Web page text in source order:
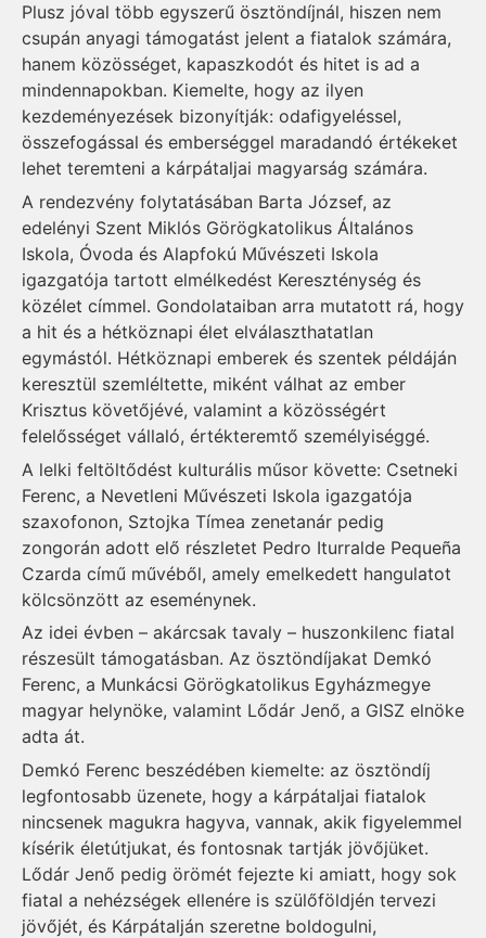
Plusz jóval több egyszerű ösztöndíjnál, hiszen nem
csupán anyagi támogatást jelent a fiatalok számára,
hanem közösséget, kapaszkodót és hitet is ad a
mindennapokban. Kiemelte, hogy az ilyen
kezdeményezések bizonyítják: odafigyeléssel,
összefogással és emberséggel maradandó értékeket
lehet teremteni a kárpátaljai magyarság számára.
A rendezvény folytatásában Barta József, az
edelényi Szent Miklós Görögkatolikus Általános
Iskola, Óvoda és Alapfokú Művészeti Iskola
igazgatója tartott elmélkedést Kereszténység és
közélet címmel. Gondolataiban arra mutatott rá, hogy
a hit és a hétköznapi élet elválaszthatatlan
egymástól. Hétköznapi emberek és szentek példáján
keresztül szemléltette, miként válhat az ember
Krisztus követőjévé, valamint a közösségért
felelősséget vállaló, értékteremtő személyiséggé.
A lelki feltöltődést kulturális műsor követte: Csetneki
Ferenc, a Nevetleni Művészeti Iskola igazgatója
szaxofonon, Sztojka Tímea zenetanár pedig
zongorán adott elő részletet Pedro Iturralde Pequeña
Czarda című művéből, amely emelkedett hangulatot
kölcsönzött az eseménynek.
Az idei évben – akárcsak tavaly – huszonkilenc fiatal
részesült támogatásban. Az ösztöndíjakat Demkó
Ferenc, a Munkácsi Görögkatolikus Egyházmegye
magyar helynöke, valamint Lődár Jenő, a GISZ elnöke
adta át.
Demkó Ferenc beszédében kiemelte: az ösztöndíj
legfontosabb üzenete, hogy a kárpátaljai fiatalok
nincsenek magukra hagyva, vannak, akik figyelemmel
kísérik életútjukat, és fontosnak tartják jövőjüket.
Lődár Jenő pedig örömét fejezte ki amiatt, hogy sok
fiatal a nehézségek ellenére is szülőföldjén tervezi
jövőjét, és Kárpátalján szeretne boldogulni,